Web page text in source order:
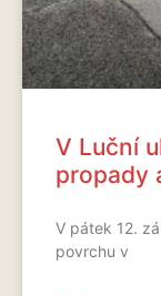
V Luční
propady
V pátek 12.
povrchu v